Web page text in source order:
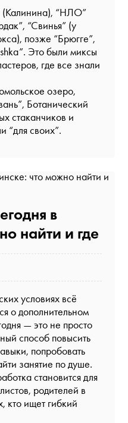
(Калинина), “НЛО”
“Свинья” (у
позже “Брюгге”,
Это были миксы
где все знали
озеро,
Ботанический
стаканчиков и
“для своих”.
в
найти и где️
условиях всё
о дополнительном
— это не просто
способ повысить
попробовать
занятие по душе.
становится для
родителей в
кто ищет гибкий